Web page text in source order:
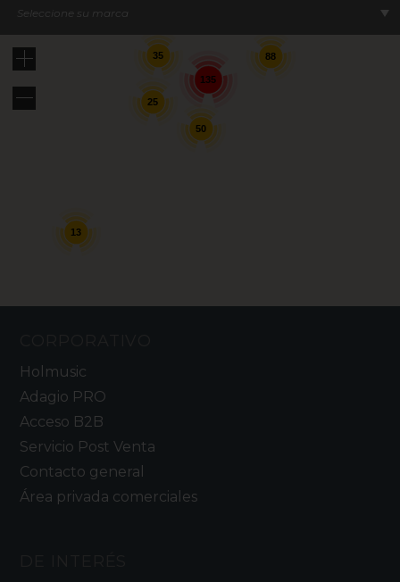
Seleccione su marca
135
88
50
13
25
35
Holmusic
Adagio PRO
Acceso B2B
Servicio Post Venta
Contacto general
Área privada comerciales